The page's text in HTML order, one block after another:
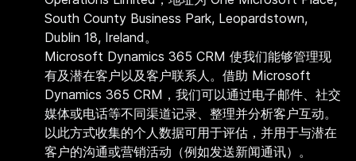
South County Business Park, Leopardstown,
Dublin 18, Ireland。
Microsoft Dynamics 365 CRM 使我们能够管理现
有及潜在客户以及客户联系人。借助 Microsoft
Dynamics 365 CRM，我们可以通过电子邮件、社交
媒体或电话等不同渠道记录、整理并分析客户互动。
以此方式收集的个人数据可用于评估，并用于与潜在
客户的沟通或营销活动（例如发送新闻通讯）。